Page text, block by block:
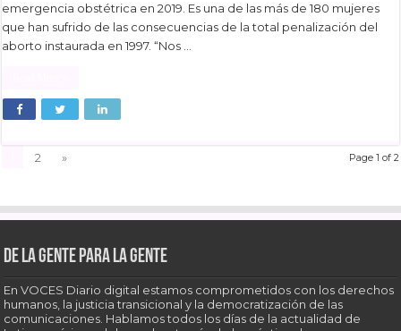
emergencia obstétrica en 2019. Es una de las más de 180 mujeres
que han sufrido de las consecuencias de la total penalización del
aborto instaurada en 1997. “Nos …
Page 1 of 2
2 »
De la gente para la gente
En VOCES Diario digital estamos comprometidos con los derechos
humanos, la justicia transicional y la democratización de las
comunicaciones. Hablamos todos los días de la actualidad de